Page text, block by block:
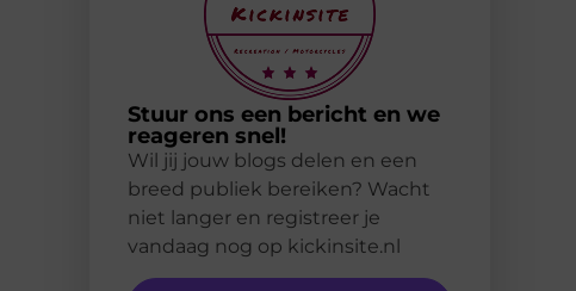
Stuur ons een bericht en we
reageren snel!
Wil jij jouw blogs delen en een
breed publiek bereiken? Wacht
niet langer en registreer je
vandaag nog op kickinsite.nl